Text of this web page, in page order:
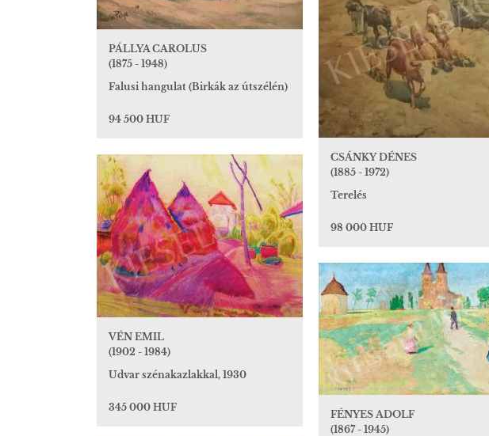
PÁLLYA CAROLUS
(1875 - 1948)
Falusi hangulat (Birkák az útszélén)
94 500 HUF
CSÁNKY DÉNES
(1885 - 1972)
Terelés
98 000 HUF
VÉN EMIL
(1902 - 1984)
Udvar szénakazlakkal, 1930
345 000 HUF
FÉNYES ADOLF
(1867 - 1945)